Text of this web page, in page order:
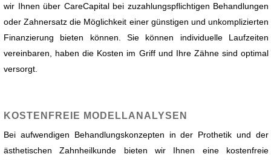
wir Ihnen über CareCapital bei zuzahlungspflichtigen Behandlungen
oder Zahnersatz die Möglichkeit einer günstigen und unkomplizierten
Finanzierung bieten können. Sie können individuelle Laufzeiten
vereinbaren, haben die Kosten im Griff und Ihre Zähne sind optimal
versorgt.
KOSTENFREIE MODELLANALYSEN
Bei aufwendigen Behandlungskonzepten in der Prothetik und der
ästhetischen Zahnheilkunde bieten wir Ihnen eine kostenfreie